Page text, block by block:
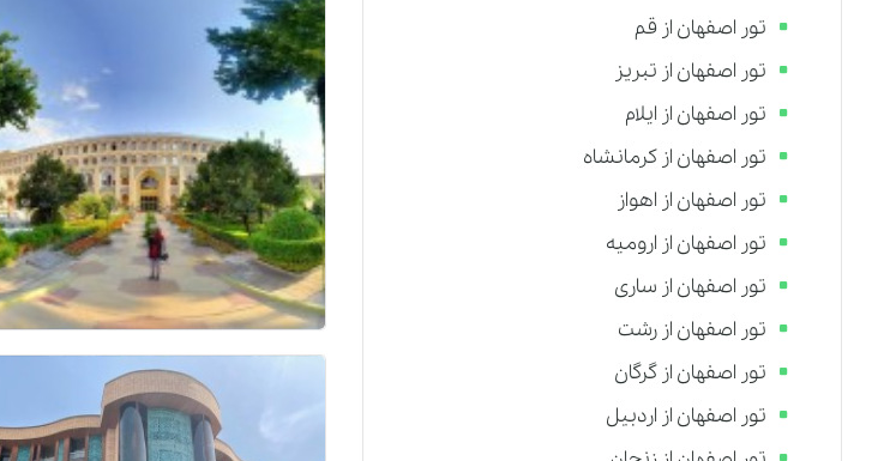
تور اصفهان از قم
تور اصفهان از تبریز
تور اصفهان از ایلام
تور اصفهان از کرمانشاه
تور اصفهان از اهواز
تور اصفهان از ارومیه
تور اصفهان از ساری
تور اصفهان از رشت
تور اصفهان از گرگان
تور اصفهان از اردبیل